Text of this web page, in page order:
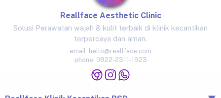
Reallface Aesthetic Clinic
Solusi Perawatan wajah & kulit terbaik di klinik kecantikan
terpercaya dan aman.
email: hello@reallface.com
phone: 0822-2311-1923